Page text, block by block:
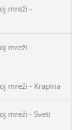
mreži -
mreži -
mreži - Krapina
mreži - Sveti